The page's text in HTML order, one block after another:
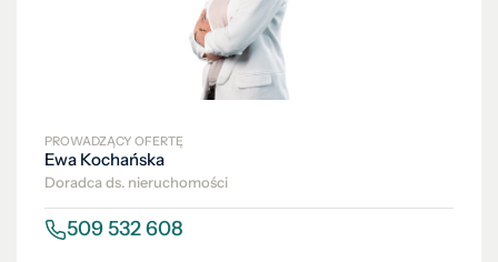
PROWADZĄCY OFERTĘ
Ewa Kochańska
Doradca ds. nieruchomości
509 532 608